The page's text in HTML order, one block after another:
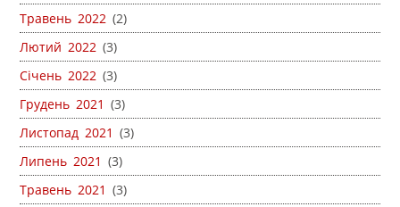
Травень 2022 (2)
Лютий 2022 (3)
Січень 2022 (3)
Грудень 2021 (3)
Листопад 2021 (3)
Липень 2021 (3)
Травень 2021 (3)